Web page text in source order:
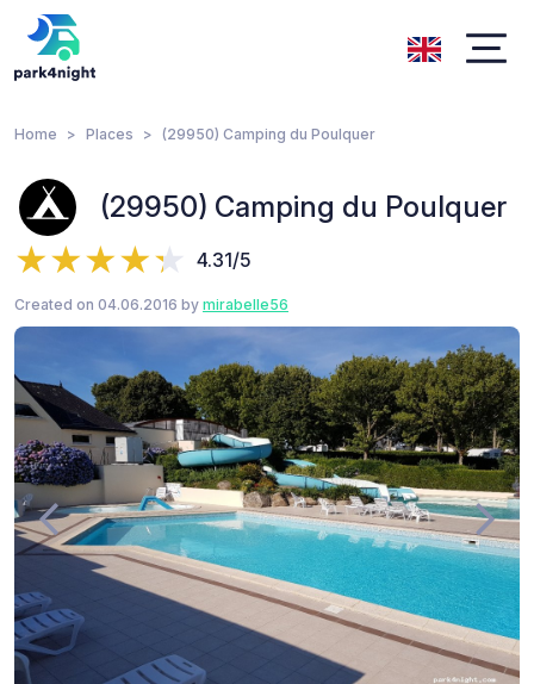
Home Places (29950) Camping du Poulquer
(29950) Camping du Poulquer
4.31/5
Created on 04.06.2016 by mirabelle56